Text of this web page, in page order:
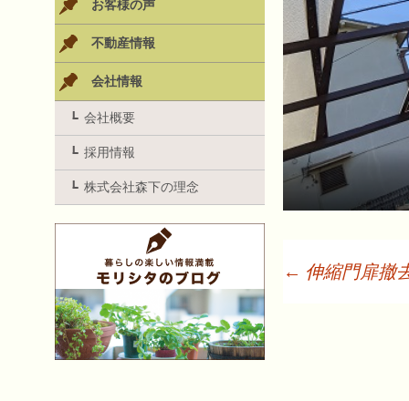
← 伸縮門扉撤
お客様の声
不動産情報
会社情報
会社概要
採用情報
株式会社森下の理念